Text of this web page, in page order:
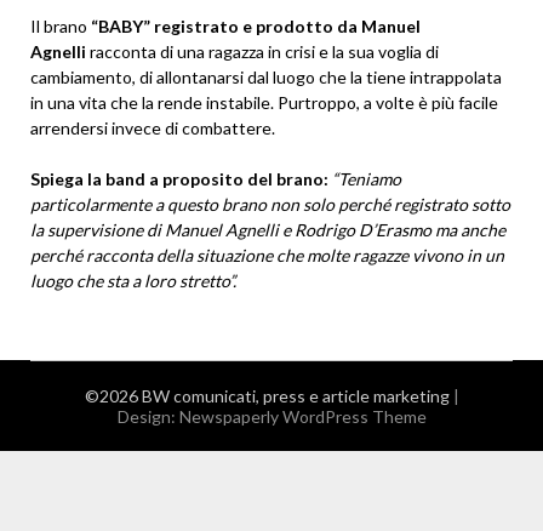
Il brano “BABY” registrato e prodotto da Manuel
Agnelli racconta di una ragazza in crisi e la sua voglia di
cambiamento, di allontanarsi dal luogo che la tiene intrappolata
in una vita che la rende instabile. Purtroppo, a volte è più facile
arrendersi invece di combattere.
Spiega la band a proposito del brano: “Teniamo
particolarmente a questo brano non solo perché registrato sotto
la supervisione di Manuel Agnelli e Rodrigo D’Erasmo ma anche
perché racconta della situazione che molte ragazze vivono in un
luogo che sta a loro stretto”.
©2026 BW comunicati, press e article marketing |
Design: Newspaperly WordPress Theme